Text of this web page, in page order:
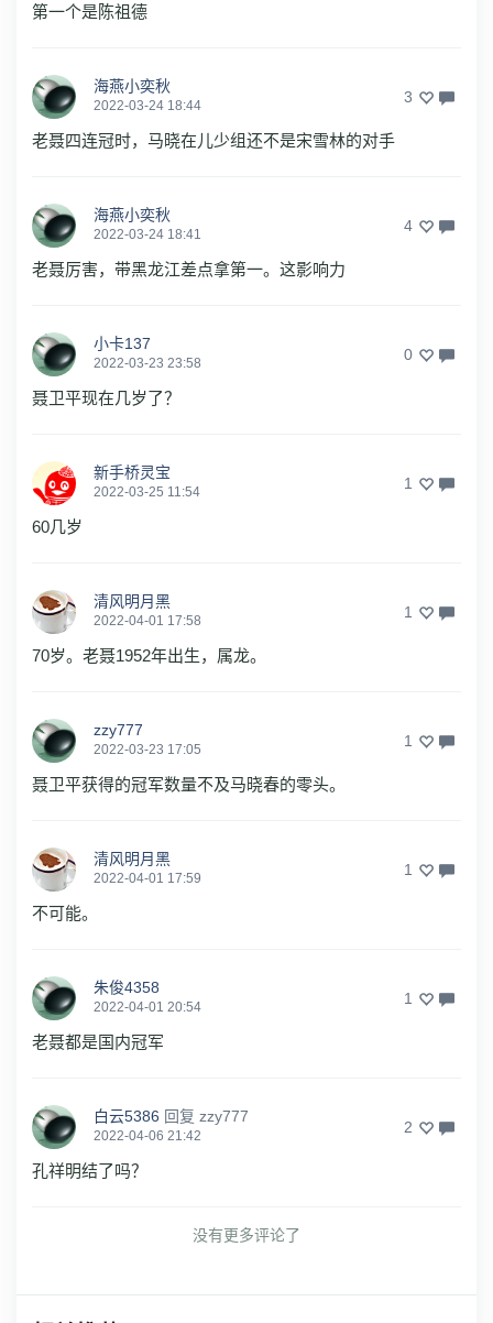
第一个是陈祖德
海燕小奕秋
2022-03-24 18:44 3
老聂四连冠时，马晓在儿少组还不是宋雪林的对手
海燕小奕秋
2022-03-24 18:41 4
老聂厉害，带黑龙江差点拿第一。这影响力
小卡137
2022-03-23 23:58 0
聂卫平现在几岁了？
新手桥灵宝
2022-03-25 11:54 1
60几岁
清风明月黑
2022-04-01 17:58 1
70岁。老聂1952年出生，属龙。
zzy777
2022-03-23 17:05 1
聂卫平获得的冠军数量不及马晓春的零头。
清风明月黑
2022-04-01 17:59 1
不可能。
朱俊4358
2022-04-01 20:54 1
老聂都是国内冠军
白云5386 回复 zzy777
2022-04-06 21:42 2
孔祥明结了吗？
没有更多评论了